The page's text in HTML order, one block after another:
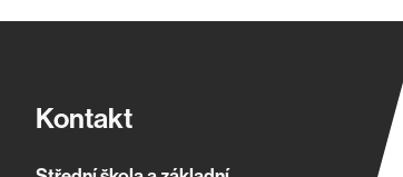
Kontakt